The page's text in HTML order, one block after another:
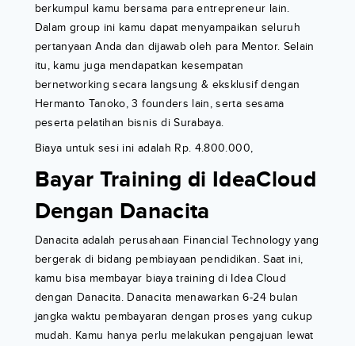
berkumpul kamu bersama para entrepreneur lain.
Dalam group ini kamu dapat menyampaikan seluruh
pertanyaan Anda dan dijawab oleh para Mentor. Selain
itu, kamu juga mendapatkan kesempatan
bernetworking secara langsung & eksklusif dengan
Hermanto Tanoko, 3 founders lain, serta sesama
peserta pelatihan bisnis di Surabaya.
Biaya untuk sesi ini adalah Rp. 4.800.000,
Bayar Training di IdeaCloud
Dengan Danacita
Danacita adalah perusahaan Financial Technology yang
bergerak di bidang pembiayaan pendidikan. Saat ini,
kamu bisa membayar biaya training di Idea Cloud
dengan Danacita. Danacita menawarkan 6-24 bulan
jangka waktu pembayaran dengan proses yang cukup
mudah. Kamu hanya perlu melakukan pengajuan lewat